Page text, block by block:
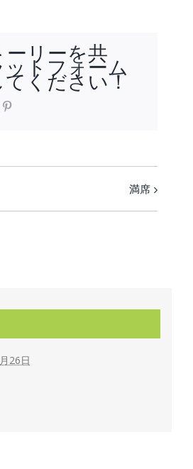
ーリーを共
トフォーム
てください！
満席
26日